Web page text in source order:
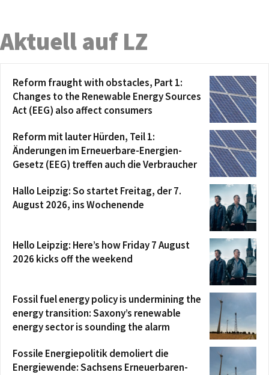
Aktuell auf LZ
Reform fraught with obstacles, Part 1:
Changes to the Renewable Energy Sources
Act (EEG) also affect consumers
Reform mit lauter Hürden, Teil 1:
Änderungen im Erneuerbare-Energien-
Gesetz (EEG) treffen auch die Verbraucher
Hallo Leipzig: So startet Freitag, der 7.
August 2026, ins Wochenende
Hello Leipzig: Here’s how Friday 7 August
2026 kicks off the weekend
Fossil fuel energy policy is undermining the
energy transition: Saxony’s renewable
energy sector is sounding the alarm
Fossile Energiepolitik demoliert die
Energiewende: Sachsens Erneuerbaren-